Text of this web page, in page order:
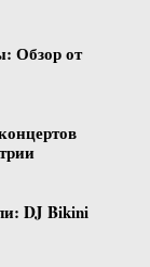
Обзор от
DJ Bikini